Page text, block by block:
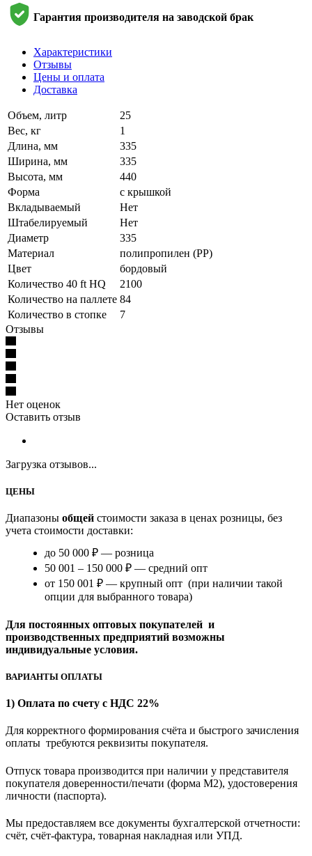
Гарантия производителя на заводской брак
Характеристики
Отзывы
Цены и оплата
Доставка
Объем, литр
25
Вес, кг
1
Длина, мм
335
Ширина, мм
335
Высота, мм
440
Форма
с крышкой
Вкладываемый
Нет
Штабелируемый
Нет
Диаметр
335
Материал
полипропилен (PP)
Цвет
бордовый
Количество 40 ft HQ
2100
Количество на паллете 84
Количество в стопке
7
Отзывы
Нет оценок
Оставить отзыв
Загрузка отзывов...
ЦЕНЫ
Диапазоны общей стоимости заказа в ценах розницы, без
учета стоимости доставки:
до 50 000 ₽ — розница
50 001 – 150 000 ₽ — средний опт
от 150 001 ₽ — крупный опт (при наличии такой
опции для выбранного товара)
Для постоянных оптовых покупателей и
производственных предприятий возможны
индивидуальные условия.
ВАРИАНТЫ ОПЛАТЫ
1) Оплата по счету с НДС 22%
Для корректного формирования счёта и быстрого зачисления
оплаты требуются реквизиты покупателя.
Отпуск товара производится при наличии у представителя
покупателя доверенности/печати (форма M2), удостоверения
личности (паспорта).
Мы предоставляем все документы бухгалтерской отчетности:
счёт, счёт-фактура, товарная накладная или УПД.